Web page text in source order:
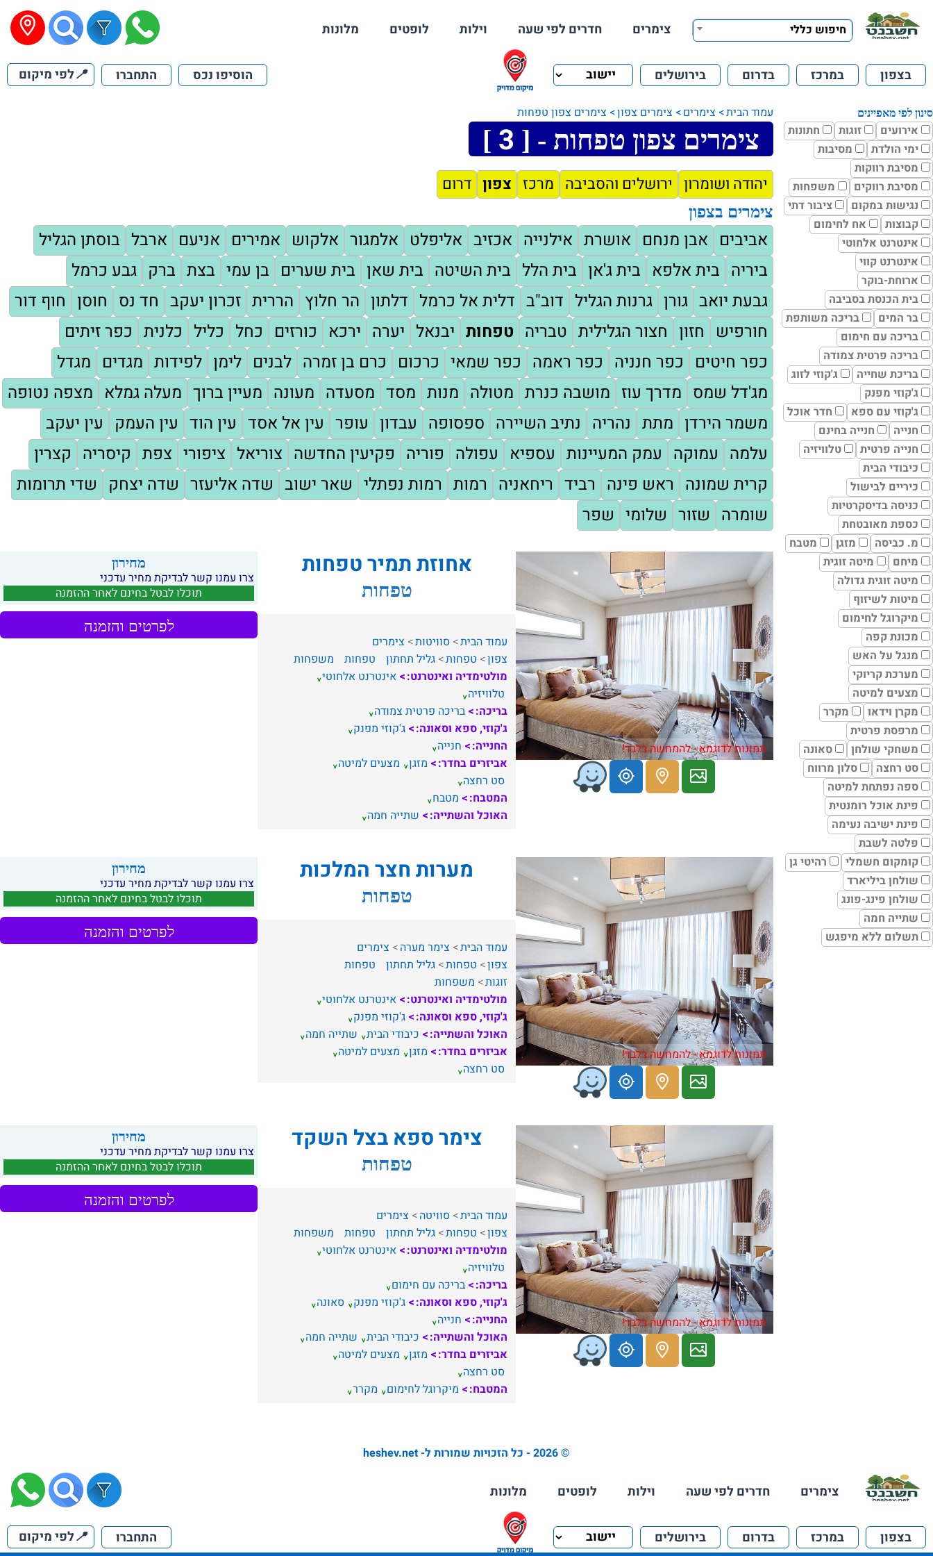
חיפוש כללי צימרים חדרים לפי שעה וילות לופטים מלונות
בצפון במרכז בדרום בירושלים הוסיפו נכס התחברו 📍לפי מיקום
סינון לפי מאפיינים
אירועים זוגות
חתונות
ימי הולדת
מסיבות
מסיבת רווקות
מסיבת רווקים
משפחות
נגישות במקום
ציבור דתי
קבוצות
אח לחימום
אינטרנט אלחוטי
אינטרנט קווי
ארוחת-בוקר
בית הכנסת בסביבה
בר המים
בריכה משותפת
בריכה עם חימום
בריכה פרטית צמודה
בריכת שחייה
ג'קוזי לזוג
ג'קוזי מפנק
ג'קוזי עם ספא
חדר אוכל
חנייה
חנייה בחינם
חנייה פרטית
טלוויזיה
כיבודי הבית
כיריים לבישול
כניסה בדיסקרטיות
כספת מאובטחת
מ. כביסה
מזגן
מטבח
מיחם
מיטה זוגית
מיטה זוגית גדולה
מיטות לשיזוף
מיקרוגל לחימום
מכונת קפה
מנגל על האש
מערכת קריוקי
מצעים למיטה
מקרן וידאו
מקרר
מרפסת פרטית
משחקי שולחן
סאונה
סט רחצה
סלון מרווח
ספה נפתחת למיטה
פינת אוכל רומנטית
פינת ישיבה נעימה
פלטה לשבת
קומקום חשמלי
רהיטי גן
שולחן ביליארד
שולחן פינג-פונג
שתייה חמה
תשלום ללא מיפגש
עמוד הבית צימרים צימרים צפון צימרים צפון טפחות
צימרים צפון טפחות - [ 3
]
יהודה ושומרון ירושלים והסביבה מרכז צפון דרום
צימרים בצפון
אביבים אבן מנחם אושרת אילנייה אכזיב אליפלט אלמגור אלקוש אמירים אניעם ארבל בוסתן הגליל
ביריה בית אלפא בית ג'אן בית הלל בית השיטה בית שאן בית שערים בן עמי בצת ברק גבע כרמל
גבעת יואב גורן גרנות הגליל דוב"ב דלית אל כרמל דלתון הר חלוץ הררית זכרון יעקב חד נס חוסן חוף דור
חורפיש חזון חצור הגלילית טבריה טפחות יבנאל יערה ירכא כורזים כחל כליל כלנית כפר זיתים
כפר חיטים כפר חנניה כפר ראמה כפר שמאי כרכום כרם בן זמרה לבנים לימן לפידות מגדים מגדל
מג'דל שמס מדרך עוז מושבה כנרת מטולה מנות מסד מסעדה מעונה מעיין ברוך מעלה גמלא מצפה נטופה
משמר הירדן מתת נהריה נתיב השיירה ספסופה עבדון עופר עין אל אסד עין הוד עין העמק עין יעקב
עלמה עמוקה עמק המעיינות עספיא עפולה פוריה פקיעין החדשה צוריאל ציפורי צפת קיסריה קצרין
קרית שמונה ראש פינה רביד ריחאניה רמות רמות נפתלי שאר ישוב שדה אליעזר שדה יצחק שדי תרומות
שומרה שזור שלומי שפר
תמונות לדוגמא - להמחשה בלבד!
אחוזת תמיר טפחות
טפחות
עמוד הבית סוויטות
צימרים
צפון
טפחות גליל תחתון טפחות
משפחות
מולטימדיה ואינטרנט:
אינטרנט אלחוטי
טלוויזיה
בריכה:
בריכה פרטית צמודה
ג'קוזי, ספא וסאונה:
ג'קוזי מפנק
החנייה:
חנייה
אביזרים בחדר:
מזגן מצעים למיטה
סט רחצה
המטבח:
מטבח
האוכל והשתייה:
שתייה חמה
מחירון
צרו עמנו קשר לבדיקת מחיר עדכני
תוכלו לבטל בחינם לאחר ההזמנה
לפרטים והזמנה
תמונות לדוגמא - להמחשה בלבד!
מערות חצר המלכות
טפחות
עמוד הבית צימר מערה
צימרים
צפון
טפחות גליל תחתון
טפחות
זוגות
משפחות
מולטימדיה ואינטרנט:
אינטרנט אלחוטי
ג'קוזי, ספא וסאונה:
ג'קוזי מפנק
האוכל והשתייה:
כיבודי הבית שתייה חמה
אביזרים בחדר:
מזגן מצעים למיטה
סט רחצה
מחירון
צרו עמנו קשר לבדיקת מחיר עדכני
תוכלו לבטל בחינם לאחר ההזמנה
לפרטים והזמנה
תמונות לדוגמא - להמחשה בלבד!
צימר ספא בצל השקד
טפחות
עמוד הבית סוויטה
צימרים
צפון
טפחות גליל תחתון טפחות
משפחות
מולטימדיה ואינטרנט:
אינטרנט אלחוטי
טלוויזיה
בריכה:
בריכה עם חימום
ג'קוזי, ספא וסאונה:
ג'קוזי מפנק סאונה
החנייה:
חנייה
האוכל והשתייה:
כיבודי הבית שתייה חמה
אביזרים בחדר:
מזגן מצעים למיטה
סט רחצה
המטבח:
מיקרוגל לחימום מקרר
מחירון
צרו עמנו קשר לבדיקת מחיר עדכני
תוכלו לבטל בחינם לאחר ההזמנה
לפרטים והזמנה
© 2026 - כל הזכויות שמורות ל- heshev.net
צימרים חדרים לפי שעה וילות לופטים מלונות
בצפון במרכז בדרום בירושלים התחברו 📍לפי מיקום